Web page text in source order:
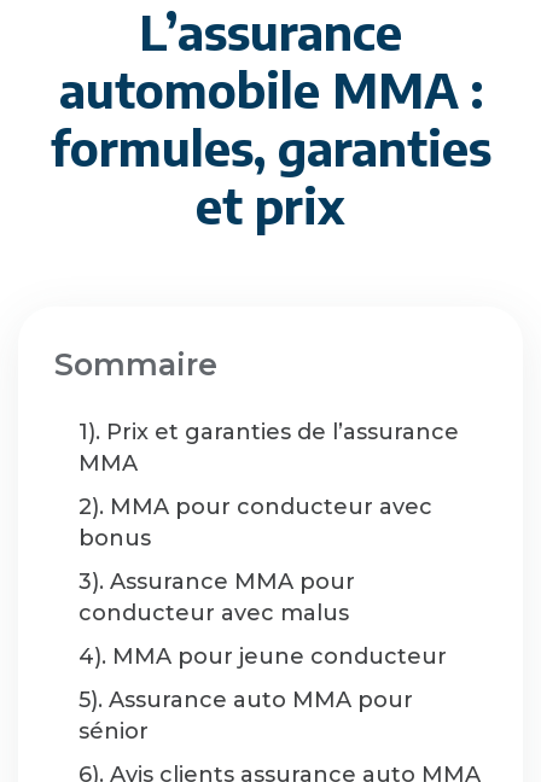
L’assurance
automobile MMA :
formules, garanties
et prix
Sommaire
1). Prix et garanties de l’assurance
MMA
2). MMA pour conducteur avec
bonus
3). Assurance MMA pour
conducteur avec malus
4). MMA pour jeune conducteur
5). Assurance auto MMA pour
sénior
6). Avis clients assurance auto MMA